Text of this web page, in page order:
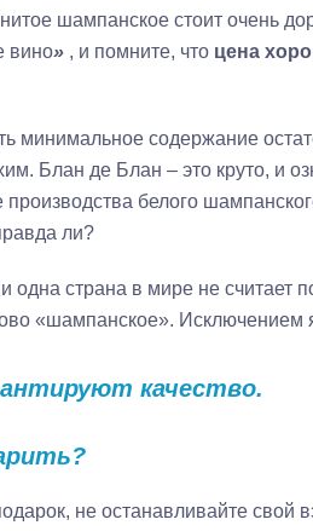
шампанское стоит очень
вино» , и помните, что цена
минимальное содержание
Блан де Блан – это круто, и
белого
ли?
одна страна в мире не считает
«шампанское». Исключением
качество.
не останавливайте свой